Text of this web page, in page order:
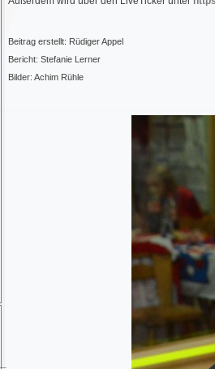
Beitrag erstellt: Rüdiger Appel
Bericht: Stefanie Lerner
Bilder: Achim Rühle